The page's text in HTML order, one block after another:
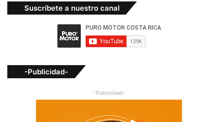
Suscríbete a nuestro canal
-Publicidad-
-Publicidad-